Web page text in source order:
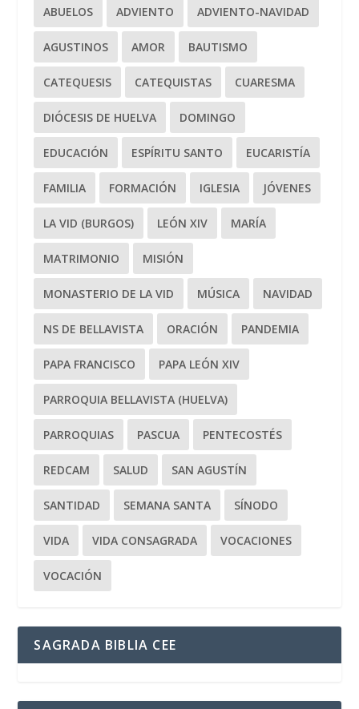
ABUELOS ADVIENTO ADVIENTO-NAVIDAD
AGUSTINOS AMOR BAUTISMO
CATEQUESIS CATEQUISTAS CUARESMA
DIÓCESIS DE HUELVA DOMINGO
EDUCACIÓN ESPÍRITU SANTO EUCARISTÍA
FAMILIA FORMACIÓN IGLESIA JÓVENES
LA VID (BURGOS) LEÓN XIV MARÍA
MATRIMONIO MISIÓN
MONASTERIO DE LA VID MÚSICA NAVIDAD
NS DE BELLAVISTA ORACIÓN PANDEMIA
PAPA FRANCISCO PAPA LEÓN XIV
PARROQUIA BELLAVISTA (HUELVA)
PARROQUIAS PASCUA PENTECOSTÉS
REDCAM SALUD SAN AGUSTÍN
SANTIDAD SEMANA SANTA SÍNODO
VIDA VIDA CONSAGRADA VOCACIONES
VOCACIÓN
SAGRADA BIBLIA CEE